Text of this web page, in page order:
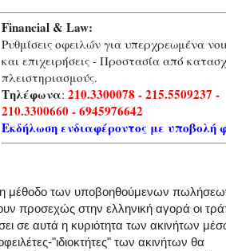
Financial & Law:
Ρυθμίσεις οφειλών για υπερχρεωμένα
και επιχειρήσεις - Προστασία από
πλειστηριασμούς.
Τηλέφωνα: 210.3300078 - 215.5509237 -
210.3300660 - 6945976642
Εκδήλωση ενδιαφέροντος με υποβολή
μέθοδο των υποβοηθούμενων
προσεχώς στην ελληνική αγορά οι
σε αυτά η κυριότητα των ακινήτων
"ιδιοκτήτες" των ακινήτων θα